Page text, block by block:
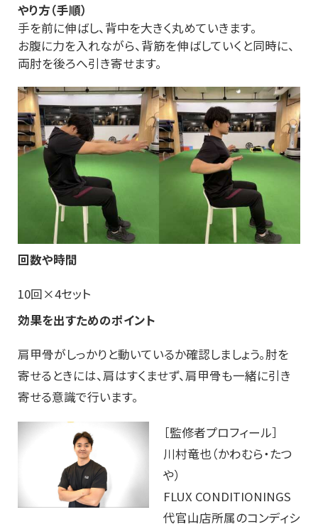
やり方（手順）
手を前に伸ばし、背中を大きく丸めていきます。
お腹に力を入れながら、背筋を伸ばしていくと同時に、
両肘を後ろへ引き寄せます。
回数や時間
10回×4セット
効果を出すためのポイント
肩甲骨がしっかりと動いているか確認しましょう。肘を
寄せるときには、肩はすくませず、肩甲骨も一緒に引き
寄せる意識で行います。
［監修者プロフィール］
川村竜也（かわむら・たつ
や）
FLUX CONDITIONINGS
代官山店所属のコンディシ